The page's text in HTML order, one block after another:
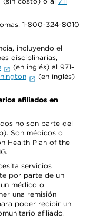
1-800-324-8010
incluyendo el
disciplinarias,
(en inglés) al 971-
(en inglés)
afiliados en
no son parte del
Son médicos o
Health Plan of the
servicios
por parte de un
médico o
una remisión
poder recibir un
afiliado.